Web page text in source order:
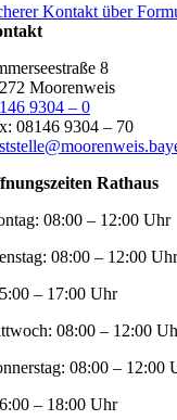
Kontakt über
8
Moorenweis
9304 – 0
08146 9304 – 70
Rathaus
08:00 – 12:00 Uhr
08:00 – 12:00 Uhr
– 17:00 Uhr
08:00 – 12:00
08:00 – 12:00
– 18:00 Uhr